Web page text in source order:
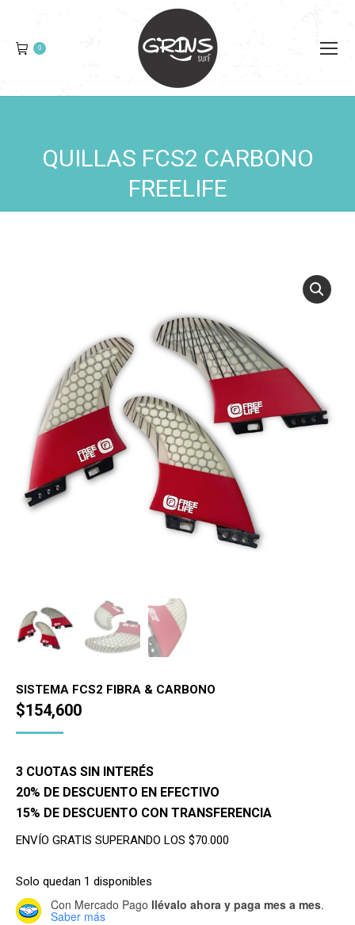
0
QUILLAS FCS2 CARBONO
FREELIFE
SISTEMA FCS2 FIBRA & CARBONO
$154,600
3 CUOTAS SIN INTERÉS
20% DE DESCUENTO EN EFECTIVO
15% DE DESCUENTO CON TRANSFERENCIA
ENVÍO GRATIS SUPERANDO LOS $70.000
Solo quedan 1 disponibles
Con Mercado Pago llévalo ahora y paga mes a mes.
Saber más